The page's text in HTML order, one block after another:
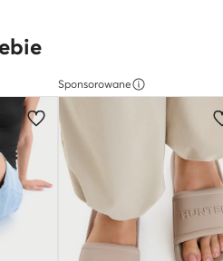
Sponsorowane